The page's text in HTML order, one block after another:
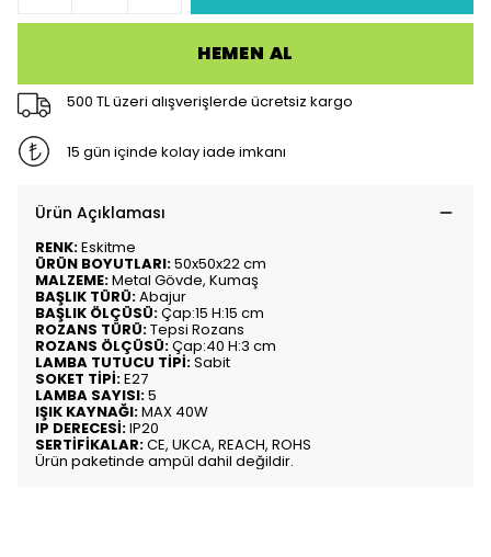
HEMEN AL
500 TL üzeri alışverişlerde ücretsiz kargo
15 gün içinde kolay iade imkanı
Ürün Açıklaması
RENK:Eskitme
ÜRÜN BOYUTLARI:50x50x22 cm
MALZEME:Metal Gövde, Kumaş
BAŞLIK TÜRÜ:Abajur
BAŞLIK ÖLÇÜSÜ:Çap:15 H:15 cm
ROZANS TÜRÜ:Tepsi Rozans
ROZANS ÖLÇÜSÜ:Çap:40 H:3 cm
LAMBA TUTUCU TİPİ:Sabit
SOKET TİPİ:E27
LAMBA SAYISI:5
IŞIK KAYNAĞI:MAX 40W
IP DERECESİ:IP20
SERTİFİKALAR:CE, UKCA, REACH, ROHS
Ürün paketinde ampül dahil değildir.